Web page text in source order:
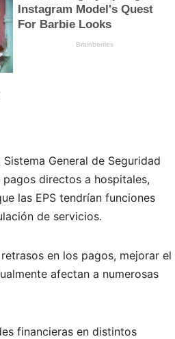
General de Seguridad
pagos directos a hospitales,
las EPS tendrían funciones
de servicios.
en los pagos, mejorar el
afectan a numerosas
financieras en distintos